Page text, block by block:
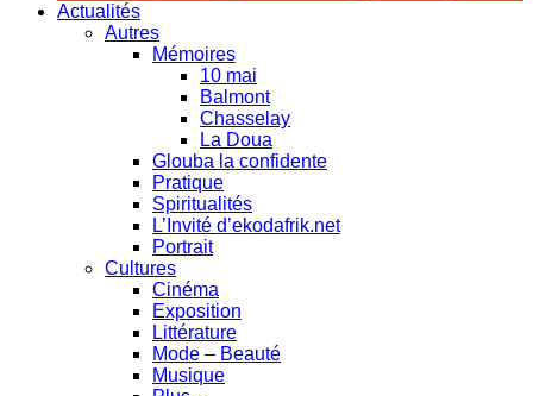
Actualités
Autres
Mémoires
10 mai
Balmont
Chasselay
La Doua
Glouba la confidente
Pratique
Spiritualités
L’Invité d’ekodafrik.net
Portrait
Cultures
Cinéma
Exposition
Littérature
Mode – Beauté
Musique